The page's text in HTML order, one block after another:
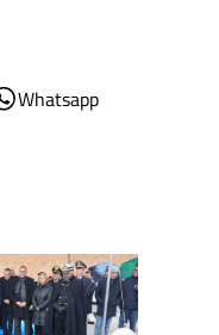
Whatsapp